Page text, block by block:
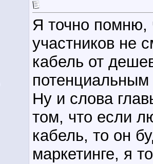
Я точно помню,
участников не
кабель от
Ну и слова
том, что если
кабель, то он
маркетинге, я